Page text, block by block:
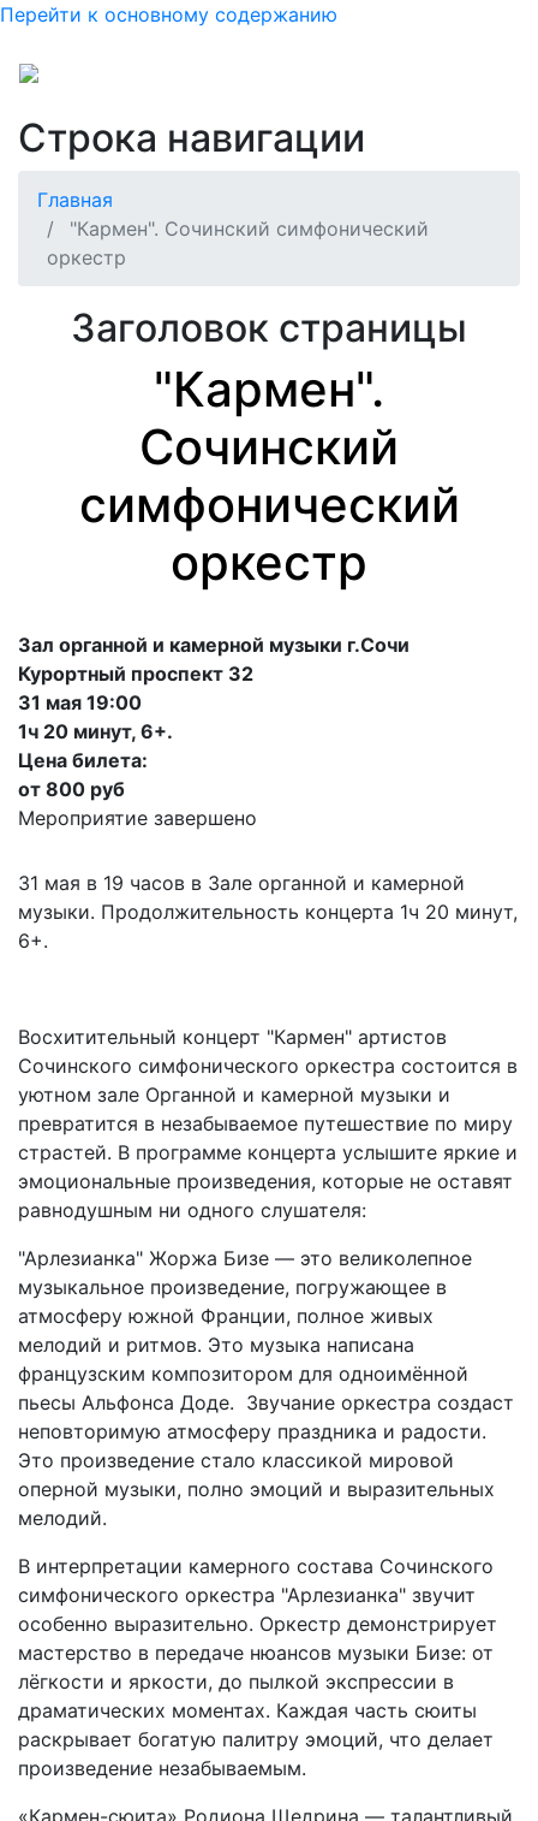
Перейти к основному содержанию
Строка навигации
Главная
"Кармен". Сочинский симфонический
оркестр
Заголовок страницы
"Кармен".
Сочинский
симфонический
оркестр
Зал органной и камерной музыки г.Сочи
Курортный проспект 32
31 мая 19:00
1ч 20 минут, 6+.
Цена билета:
от 800 руб
Мероприятие завершено
31 мая в 19 часов в Зале органной и камерной
музыки. Продолжительность концерта 1ч 20 минут,
6+.
Восхитительный концерт "Кармен" артистов
Сочинского симфонического оркестра состоится в
уютном зале Органной и камерной музыки и
превратится в незабываемое путешествие по миру
страстей. В программе концерта услышите яркие и
эмоциональные произведения, которые не оставят
равнодушным ни одного слушателя:
"Арлезианка" Жоржа Бизе — это великолепное
музыкальное произведение, погружающее в
атмосферу южной Франции, полное живых
мелодий и ритмов. Это музыка написана
французским композитором для одноимённой
пьесы Альфонса Доде. Звучание оркестра создаст
неповторимую атмосферу праздника и радости.
Это произведение стало классикой мировой
оперной музыки, полно эмоций и выразительных
мелодий.
В интерпретации камерного состава Сочинского
симфонического оркестра "Арлезианка" звучит
особенно выразительно. Оркестр демонстрирует
мастерство в передаче нюансов музыки Бизе: от
лёгкости и яркости, до пылкой экспрессии в
драматических моментах. Каждая часть сюиты
раскрывает богатую палитру эмоций, что делает
произведение незабываемым.
«Кармен-сюита» Родиона Щедрина — талантливый